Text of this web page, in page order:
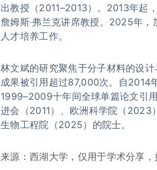
出教授（2011–2013）。2013年起
詹姆斯·弗兰克讲席教授。2025年
人才培养工作。
林文斌的研究聚焦于分子材料的设
成果被引用超过87,000次。自2014
1999–2009十年间全球单篇论文引
进会（2011）、欧洲科学院（2023
生物工程院（2025）的院士。
来源：西湖大学，仅用于学术分享，